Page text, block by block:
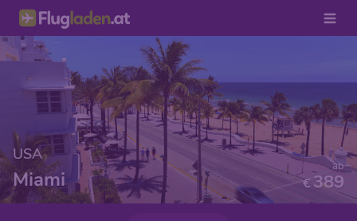
USA
Miami €389
ab